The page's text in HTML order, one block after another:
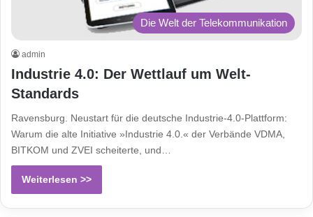
Die Welt der Telekommunikation
admin
Industrie 4.0: Der Wettlauf um Welt-
Standards
Ravensburg. Neustart für die deutsche Industrie-4.0-Plattform:
Warum die alte Initiative »Industrie 4.0.« der Verbände VDMA,
BITKOM und ZVEI scheiterte, und…
Weiterlesen >>